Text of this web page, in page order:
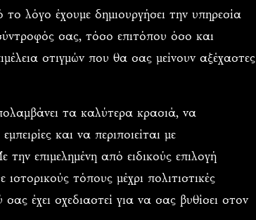
το λόγο έχουμε δημιουργήσει την υπηρεσία
σας, τόσο επιτόπου όσο και
στιγμών που θα σας μείνουν αξέχαστες
τα καλύτερα κρασιά, να
και να περιποιείται με
επιμελημένη από ειδικούς επιλογή
τόπους μέχρι πολιτιστικές
έχει σχεδιαστεί για να σας βυθίσει στον